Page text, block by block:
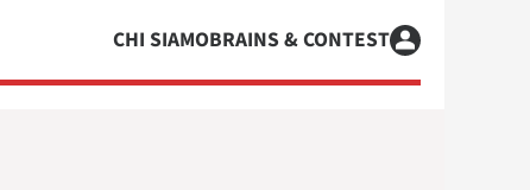
CHI SIAMOBRAINS & CONTEST